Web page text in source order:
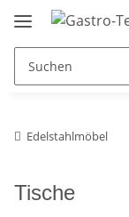
Edelstahlmöbel
Tische